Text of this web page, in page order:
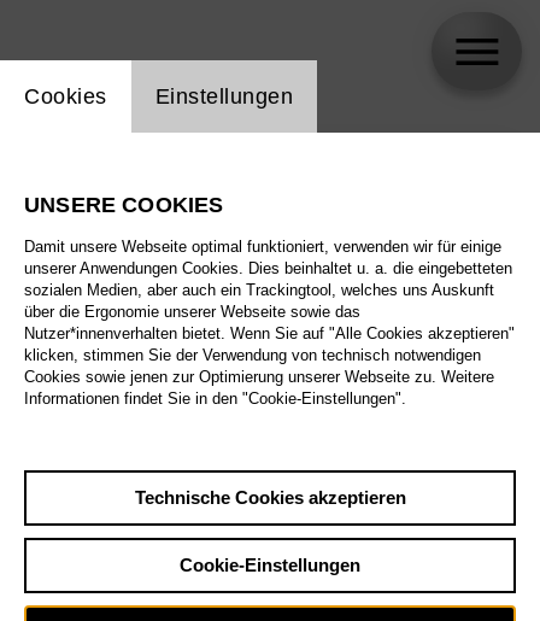
Alle Sparten
Alle Spielstätten
Alle Merkmale
Sa29.8.
Großes Haus
Einstellung Website Cookie
Cookies Einstellungen
UNSERE COOKIES
Damit unsere Webseite optimal funktioniert, verwenden wir für einige
unserer Anwendungen Cookies. Dies beinhaltet u. a. die eingebetteten
sozialen Medien, aber auch ein Trackingtool, welches uns Auskunft
über die Ergonomie unserer Webseite sowie das
Nutzer*innenverhalten bietet. Wenn Sie auf "Alle Cookies akzeptieren"
klicken, stimmen Sie der Verwendung von technisch notwendigen
Cookies sowie jenen zur Optimierung unserer Webseite zu. Weitere
Informationen findet Sie in den "Cookie-Einstellungen".
Technische Cookies akzeptieren
Cookie-Einstellungen